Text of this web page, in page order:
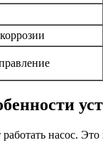
насос.